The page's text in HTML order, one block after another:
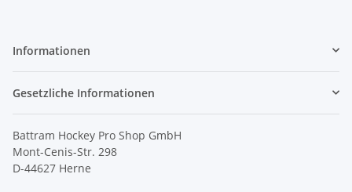
Informationen
Gesetzliche Informationen
Battram Hockey Pro Shop GmbH
Mont-Cenis-Str. 298
D-44627 Herne